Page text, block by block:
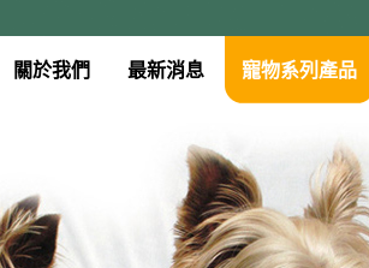
關於我們 最新消息 寵物系列產品